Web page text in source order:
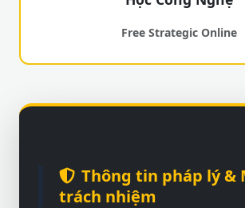
Free Strategic Online
Thông tin pháp lý &
trách nhiệm